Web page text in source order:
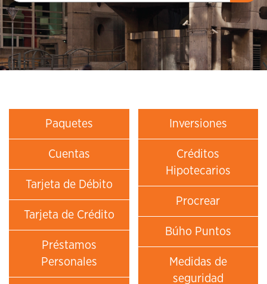
búsqueda
Paquetes
Cuentas
Tarjeta de Débito
Tarjeta de Crédito
Préstamos
Personales
Inversiones
Créditos
Hipotecarios
Procrear
Búho Puntos
Medidas de
seguridad